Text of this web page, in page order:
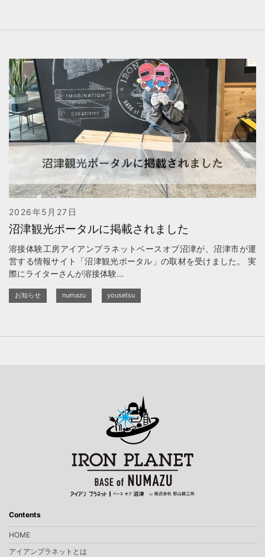
2026年5月27日
沼津観光ポータルに掲載されました
溶接体験工房アイアンプラネットベースオブ沼津が、沼津市が運
営する情報サイト「沼津観光ポータル」の取材を受けました。 実
際にライターさんが溶接体験...
お知らせ numazu yousetsu
Contents
HOME
アイアンプラネットとは